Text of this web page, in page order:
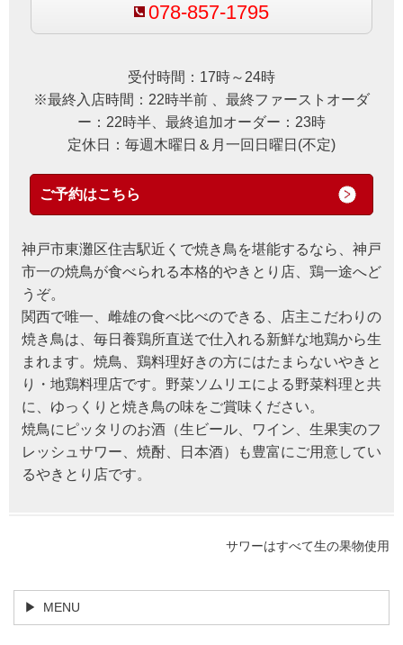
078-857-1795
受付時間：17時～24時
※最終入店時間：22時半前 、最終ファーストオーダ
ー：22時半、最終追加オーダー：23時
定休日：毎週木曜日＆月一回日曜日(不定)
ご予約はこちら
神戸市東灘区住吉駅近くで焼き鳥を堪能するなら、神戸
市一の焼鳥が食べられる本格的やきとり店、鶏一途へど
うぞ。
関西で唯一、雌雄の食べ比べのできる、店主こだわりの
焼き鳥は、毎日養鶏所直送で仕入れる新鮮な地鶏から生
まれます。焼鳥、鶏料理好きの方にはたまらないやきと
り・地鶏料理店です。野菜ソムリエによる野菜料理と共
に、ゆっくりと焼き鳥の味をご賞味ください。
焼鳥にピッタリのお酒（生ビール、ワイン、生果実のフ
レッシュサワー、焼酎、日本酒）も豊富にご用意してい
るやきとり店です。
サワーはすべて生の果物使用
MENU